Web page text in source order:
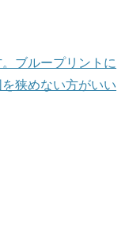
ブループリントに
狭めない方がいい